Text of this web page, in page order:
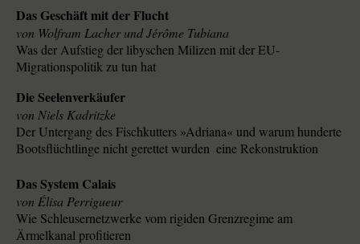
Das Geschäft mit der Flucht
Wolfram Lacher und Jérôme Tubiana
Was der Aufstieg der libyschen Milizen mit der EU-
Migrationspolitik zu tun hat
Die Seelenverkäufer
Niels Kadritzke
Der Untergang des Fischkutters »Adriana« und warum hunderte
Bootsflüchtlinge nicht gerettet wurden  eine Rekonstruktion
Das System Calais
Élisa Perrigueur
Wie Schleusernetzwerke vom rigiden Grenzregime am
Ärmelkanal profitieren